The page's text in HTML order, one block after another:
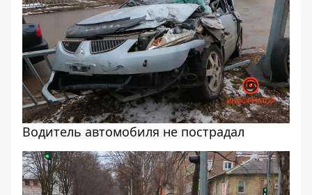
Водитель автомобиля не пострадал